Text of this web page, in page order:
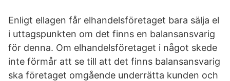
Enligt ellagen får elhandelsföretaget bara sälja el
i uttagspunkten om det finns en balansansvarig
för denna. Om elhandelsföretaget i något skede
inte förmår att se till att det finns balansansvarig
ska företaget omgående underrätta kunden och